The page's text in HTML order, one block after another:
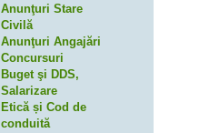
Anunţuri Stare
Civilă
Anunţuri Angajări
Concursuri
Buget şi DDS,
Salarizare
Etică și Cod de
conduită